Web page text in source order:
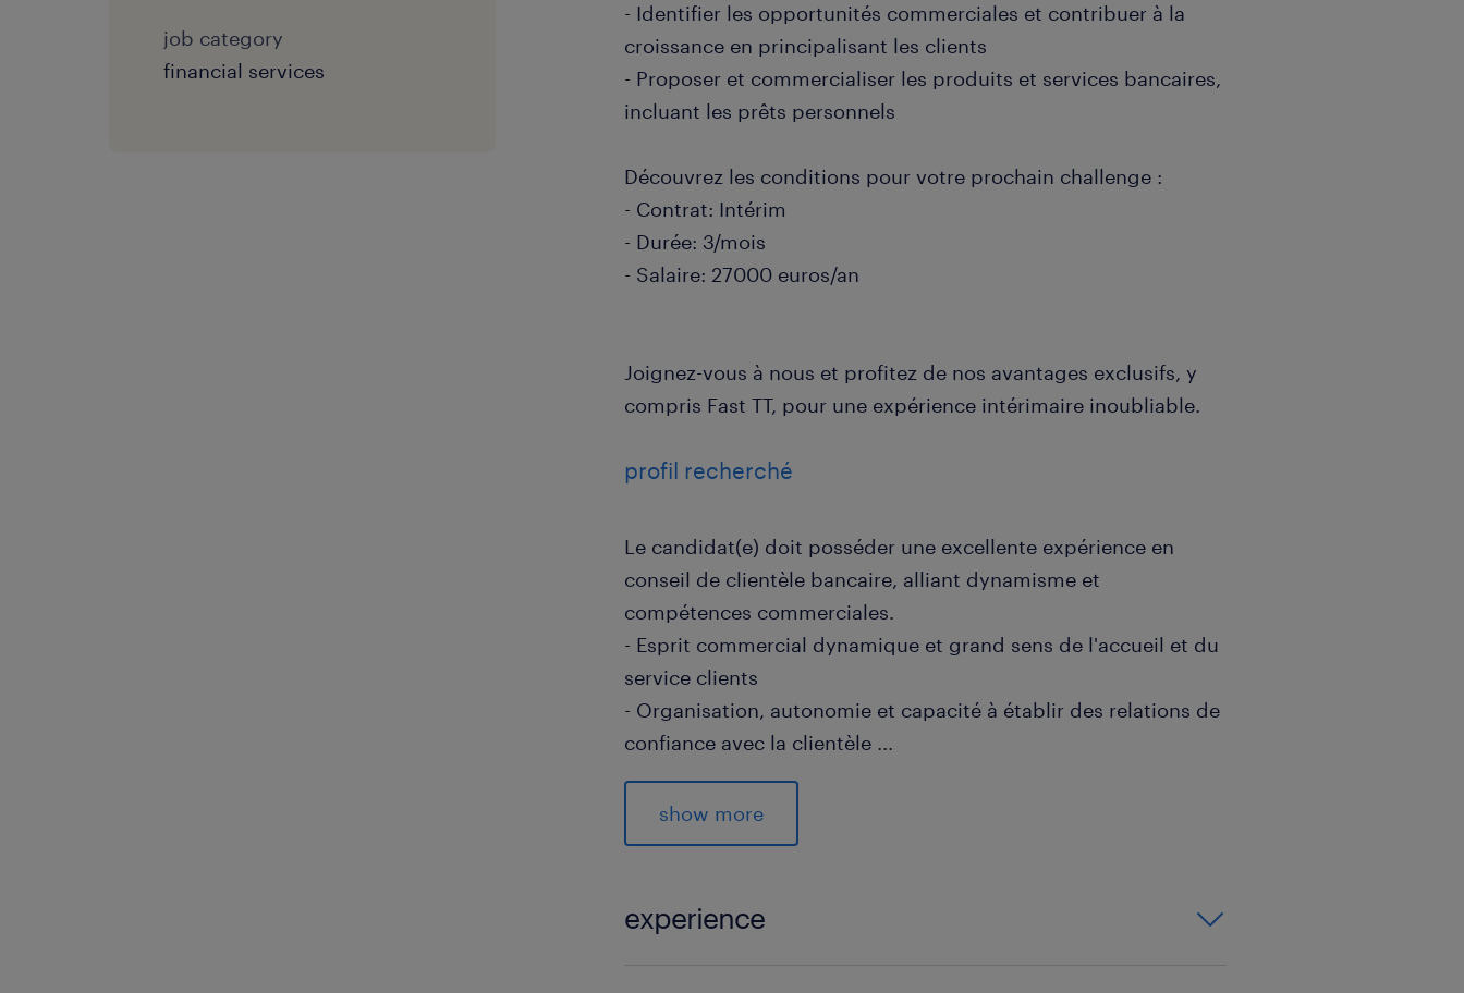
job category
financial services
- Identifier les opportunités commerciales et contribuer à la
croissance en principalisant les clients
- Proposer et commercialiser les produits et services bancaires,
incluant les prêts personnels
Découvrez les conditions pour votre prochain challenge :
- Contrat: Intérim
- Durée: 3/mois
- Salaire: 27000 euros/an
Joignez-vous à nous et profitez de nos avantages exclusifs, y
compris Fast TT, pour une expérience intérimaire inoubliable.
profil recherché
Le candidat(e) doit posséder une excellente expérience en
conseil de clientèle bancaire, alliant dynamisme et
compétences commerciales.
- Esprit commercial dynamique et grand sens de l'accueil et du
service clients
- Organisation, autonomie et capacité à établir des relations de
confiance avec la clientèle ...
- Capacité à travailler en équipe et bonne connaissance des
produits bancaires courants
- Diplôme d'État en Banque ou Finance, avec une expertise
Processus de recrutement
show more
experience